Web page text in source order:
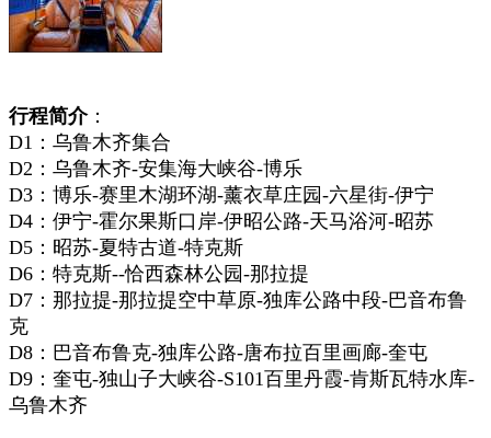
行程简介：
D1：乌鲁木齐集合
D2： 乌鲁木齐-安集海大峡谷-博乐
D3： 博乐-赛里木湖环湖-薰衣草庄园-六星街-伊宁
D4： 伊宁-霍尔果斯口岸-伊昭公路-天马浴河-昭苏
D5：昭苏-夏特古道-特克斯
D6： 特克斯--恰西森林公园-那拉提
D7：那拉提-那拉提空中草原-独库公路中段-巴音布鲁
克
D8：巴音布鲁克-独库公路-唐布拉百里画廊-奎屯
D9：奎屯-独山子大峡谷-S101百里丹霞-肯斯瓦特水库-
乌鲁木齐